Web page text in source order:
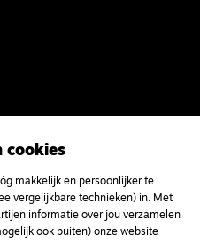
cookies
makkelijk en persoonlijker te
vergelijkbare technieken) in. Met
informatie over jou verzamelen
ook buiten) onze website